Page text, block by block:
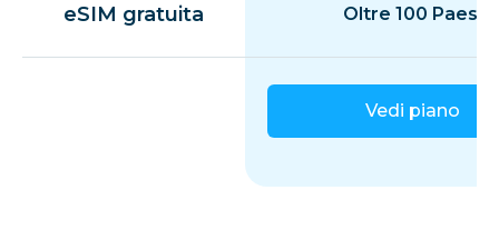
eSIM gratuita Oltre 100 Paesi
Vedi piano